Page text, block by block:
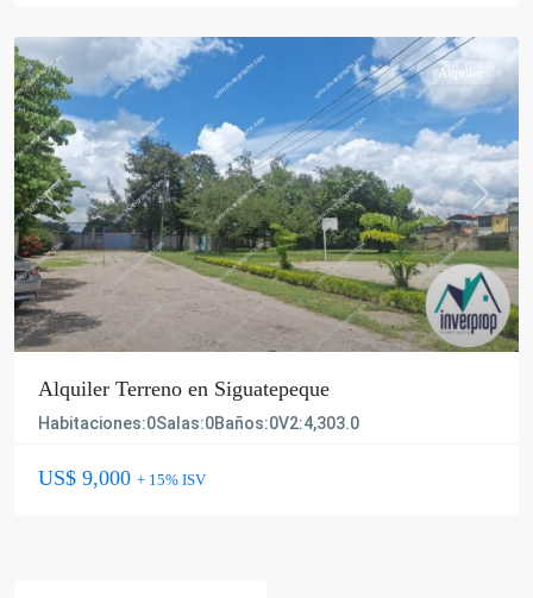
Previous Next
Alquiler
Alquiler Terreno en Siguatepeque
Habitaciones:0Salas:0Baños:0V2:4,303.0
US$ 9,000 + 15% ISV